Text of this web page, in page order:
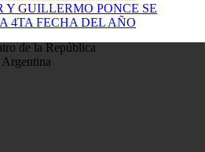
Y GUILLERMO PONCE SE
4TA FECHA DEL AÑO
de la República